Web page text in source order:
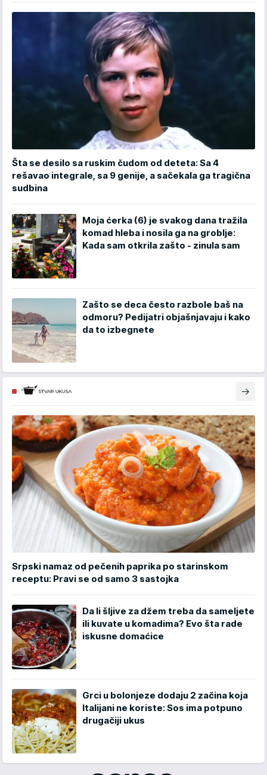
Šta se desilo sa ruskim čudom od deteta: Sa 4
rešavao integrale, sa 9 genije, a sačekala ga tragična
sudbina
Moja ćerka (6) je svakog dana tražila
komad hleba i nosila ga na groblje:
Kada sam otkrila zašto - zinula sam
Zašto se deca često razbole baš na
odmoru? Pedijatri objašnjavaju i kako
da to izbegnete
Srpski namaz od pečenih paprika po starinskom
receptu: Pravi se od samo 3 sastojka
Da li šljive za džem treba da sameljete
ili kuvate u komadima? Evo šta rade
iskusne domaćice
Grci u bolonjeze dodaju 2 začina koja
Italijani ne koriste: Sos ima potpuno
drugačiji ukus